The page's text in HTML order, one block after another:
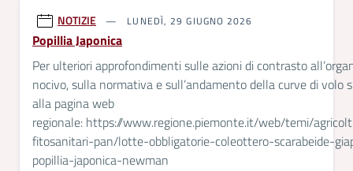
NOTIZIE LUNEDÌ, 29 GIUGNO 2026
Popillia Japonica
Per ulteriori approfondimenti sulle azioni di contrasto
nocivo, sulla normativa e sull’andamento della curve di volo
alla pagina web
regionale: https://www.regione.piemonte.it/web/temi/
fitosanitari-pan/lotte-obbligatorie-coleottero-scarabeide-
popillia-japonica-newman